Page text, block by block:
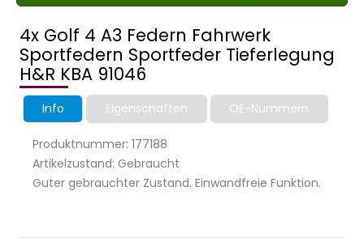
4x Golf 4 A3 Federn Fahrwerk
Sportfedern Sportfeder Tieferlegung
H&R KBA 91046
Info Eigenschaften OE-Nummern
Produktnummer: 177188
Artikelzustand: Gebraucht
Guter gebrauchter Zustand. Einwandfreie Funktion.